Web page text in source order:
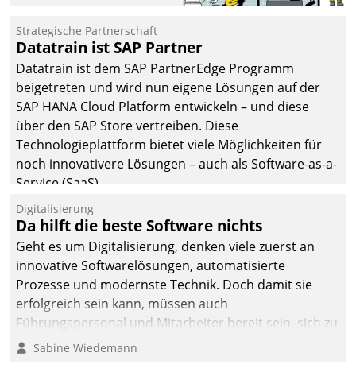
Jahresbeginn eine
Überblick, Einsicht und
Eingriff bietende Lösung.
Zur Entwicklung setzte
man auf
Cloudtechnologie,
bewährte und Startup-
Partner sowie erstmals
agile Projektmethoden.
Strategische Partnerschaft
Datatrain ist SAP Partner
Datatrain ist dem SAP PartnerEdge Programm
beigetreten und wird nun eigene Lösungen auf der
SAP HANA Cloud Platform entwickeln – und diese
über den SAP Store vertreiben. Diese
Technologieplattform bietet viele Möglichkeiten für
noch innovativere Lösungen – auch als Software-as-a-
Service (SaaS).
Digitalisierung
Da hilft die beste Software nichts
Geht es um Digitalisierung, denken viele zuerst an
innovative Softwarelösungen, automatisierte
Prozesse und modernste Technik. Doch damit sie
erfolgreich sein kann, müssen auch
Führungspersonal und Mitarbeiter bereit sein, sich zu
verändern und anzupassen, sonst werden sie an ihr
Sabine Wiedemann